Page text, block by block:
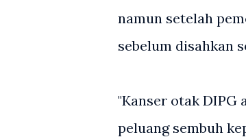
namun setelah
sebelum disahkan
"Kanser otak DIPG
peluang sembuh